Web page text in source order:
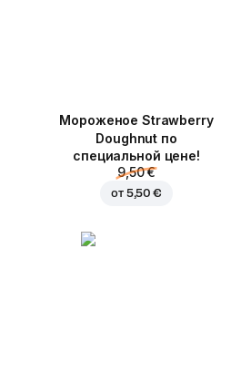
Мороженое Strawberry
Doughnut по
специальной цене!
9,50 €
от 5,50 €